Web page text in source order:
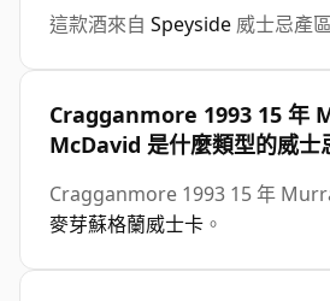
這款酒來自 Speyside 威士忌產
Cragganmore 1993 15 年
McDavid 是什麼類型的威士
Cragganmore 1993 15 年
麥芽蘇格蘭威士卡 。